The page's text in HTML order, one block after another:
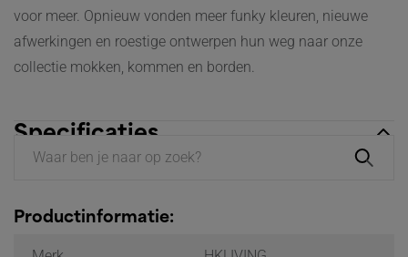
voor meer. Opnieuw vonden meer funky kleuren, nieuwe
afwerkingen en roestige ontwerpen hun weg naar onze
collectie mokken, kommen en borden.
Specificaties
Productinformatie: